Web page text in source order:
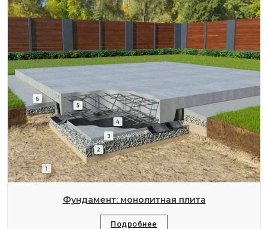
Фундамент: монолитная плита
Подробнее